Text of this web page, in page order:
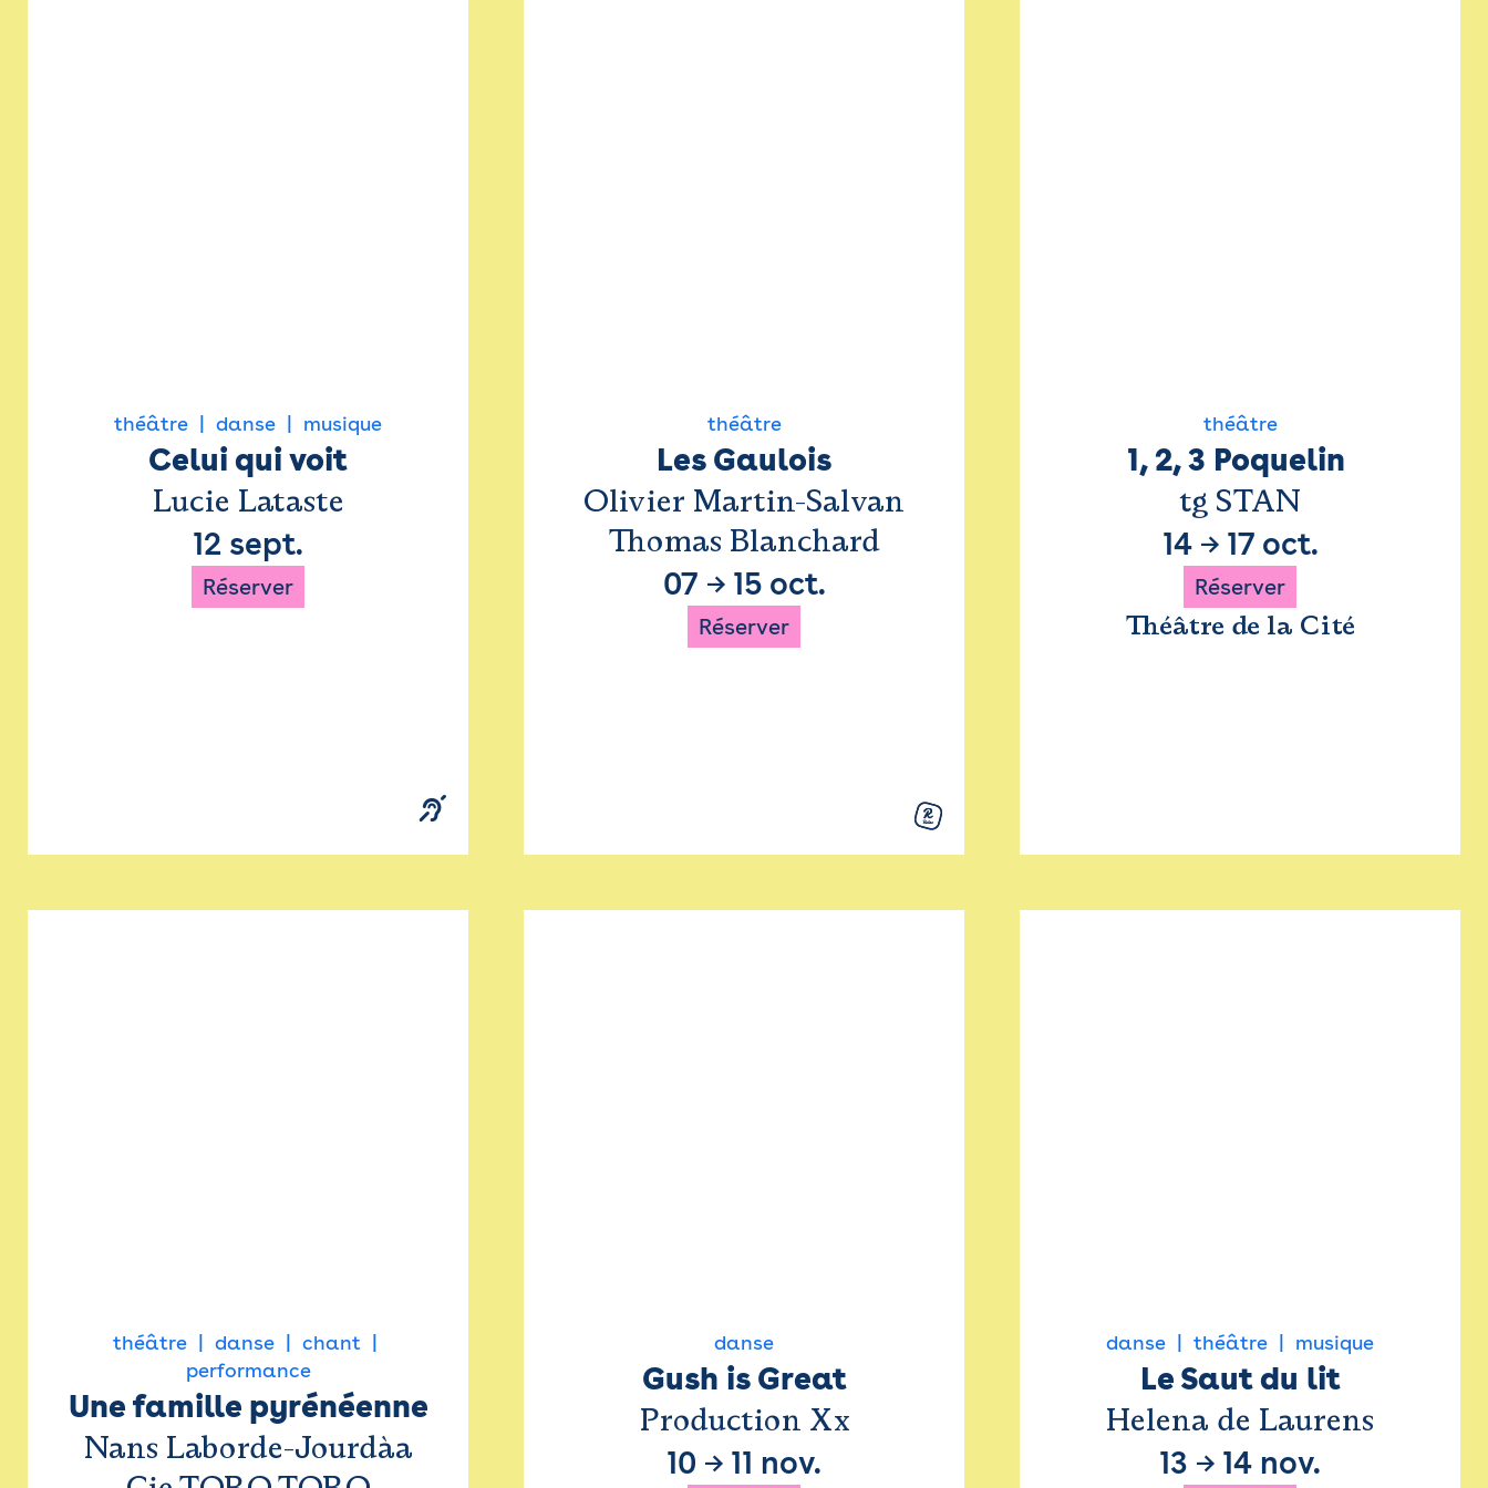
théâtre danse musique
Celui qui voit
Lucie Lataste
12 sept.
Réserver
théâtre
Les Gaulois
Olivier Martin-Salvan
Thomas Blanchard
07 → 15 oct.
Réserver
théâtre
1, 2, 3 Poquelin
tg STAN
14→ 17 oct.
Réserver
Théâtre de la Cité
théâtre danse
chant
performance
Une famille pyrénéenne
Nans Laborde-Jourdàa
danse
Gush is Great
Production Xx
10 → 11 nov.
danse théâtre musique
Le Saut du lit
Helena de Laurens
13 → 14 nov.